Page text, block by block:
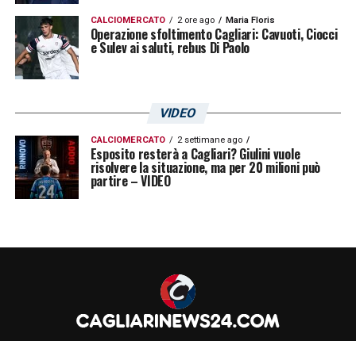
CALCIOMERCATO 2 ore ago Maria Floris
Operazione sfoltimento Cagliari: Cavuoti, Ciocci
e Sulev ai saluti, rebus Di Paolo
VIDEO
CALCIOMERCATO 2 settimane ago
Esposito resterà a Cagliari? Giulini vuole
risolvere la situazione, ma per 20 milioni può
partire – VIDEO